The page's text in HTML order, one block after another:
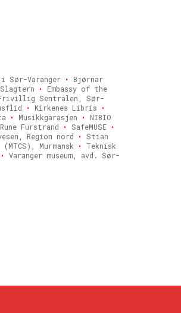
i Sør-Varanger •
Bjørnar
• Embassy of the
Sentralen, Sør-
• Kirkenes Libris
•
• Musikkgarasjen • NIBIO
Rune Furstrand • SafeMUSE
•
Region nord • Stian
Murmansk • Teknisk
• Varanger museum, avd. Sør-